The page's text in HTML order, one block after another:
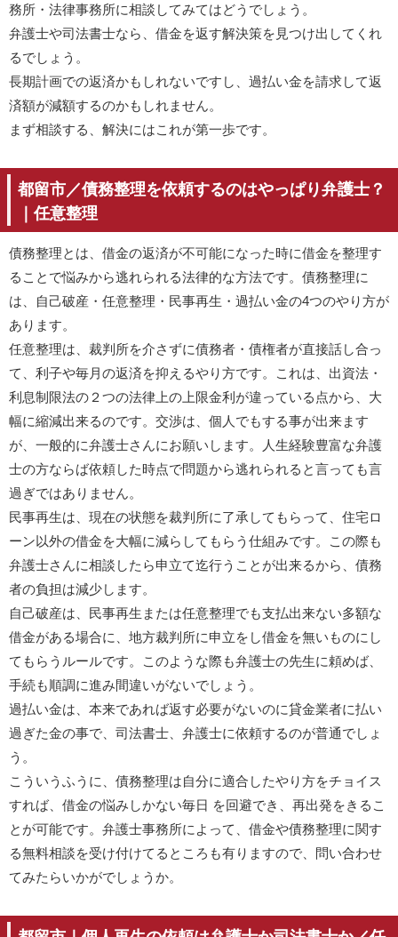
務所・法律事務所に相談してみてはどうでしょう。
弁護士や司法書士なら、借金を返す解決策を見つけ出してくれ
るでしょう。
長期計画での返済かもしれないですし、過払い金を請求して返
済額が減額するのかもしれません。
まず相談する、解決にはこれが第一歩です。
都留市／債務整理を依頼するのはやっぱり弁護士？
｜任意整理
債務整理とは、借金の返済が不可能になった時に借金を整理す
ることで悩みから逃れられる法律的な方法です。債務整理に
は、自己破産・任意整理・民事再生・過払い金の4つのやり方が
あります。
任意整理は、裁判所を介さずに債務者・債権者が直接話し合っ
て、利子や毎月の返済を抑えるやり方です。これは、出資法・
利息制限法の２つの法律上の上限金利が違っている点から、大
幅に縮減出来るのです。交渉は、個人でもする事が出来ます
が、一般的に弁護士さんにお願いします。人生経験豊富な弁護
士の方ならば依頼した時点で問題から逃れられると言っても言
過ぎではありません。
民事再生は、現在の状態を裁判所に了承してもらって、住宅ロ
ーン以外の借金を大幅に減らしてもらう仕組みです。この際も
弁護士さんに相談したら申立て迄行うことが出来るから、債務
者の負担は減少します。
自己破産は、民事再生または任意整理でも支払出来ない多額な
借金がある場合に、地方裁判所に申立をし借金を無いものにし
てもらうルールです。このような際も弁護士の先生に頼めば、
手続も順調に進み間違いがないでしょう。
過払い金は、本来であれば返す必要がないのに貸金業者に払い
過ぎた金の事で、司法書士、弁護士に依頼するのが普通でしょ
う。
こういうふうに、債務整理は自分に適合したやり方をチョイス
すれば、借金の悩みしかない毎日 を回避でき、再出発をきるこ
とが可能です。弁護士事務所によって、借金や債務整理に関す
る無料相談を受け付けてるところも有りますので、問い合わせ
てみたらいかがでしょうか。